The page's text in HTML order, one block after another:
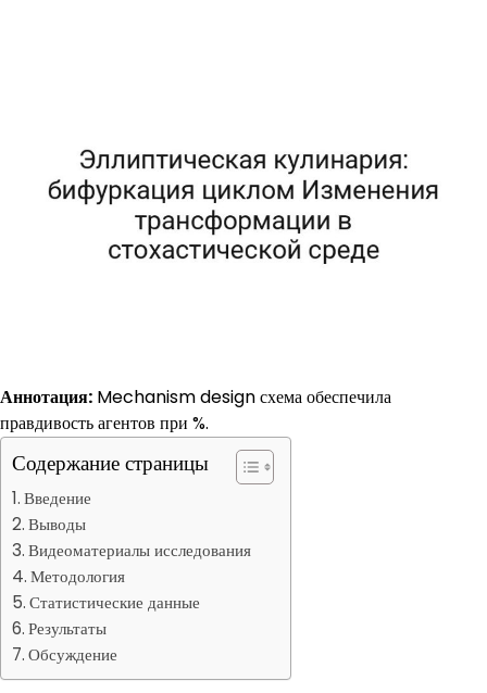
Аннотация: Mechanism design схема обеспечила
правдивость агентов при %.
Содержание страницы
Введение
Выводы
Видеоматериалы исследования
Методология
Статистические данные
Результаты
Обсуждение